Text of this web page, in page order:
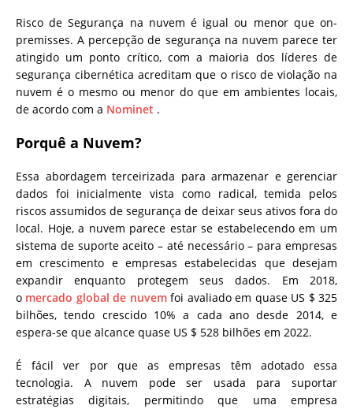
Risco de Segurança na nuvem é igual ou menor que on-
premisses. A percepção de segurança na nuvem parece ter
atingido um ponto crítico, com a maioria dos líderes de
segurança cibernética acreditam que o risco de violação na
nuvem é o mesmo ou menor do que em ambientes locais,
de acordo com a Nominet .
Porquê a Nuvem?
Essa abordagem terceirizada para armazenar e gerenciar
dados foi inicialmente vista como radical, temida pelos
riscos assumidos de segurança de deixar seus ativos fora do
local. Hoje, a nuvem parece estar se estabelecendo em um
sistema de suporte aceito – até necessário – para empresas
em crescimento e empresas estabelecidas que desejam
expandir enquanto protegem seus dados. Em 2018,
o mercado global de nuvemfoi avaliado em quase US $ 325
bilhões, tendo crescido 10% a cada ano desde 2014, e
espera-se que alcance quase US $ 528 bilhões em 2022.
É fácil ver por que as empresas têm adotado essa
tecnologia. A nuvem pode ser usada para suportar
estratégias digitais, permitindo que uma empresa